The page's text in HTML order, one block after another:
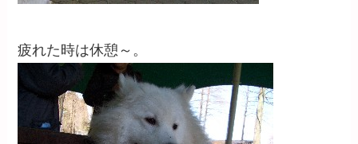
疲れた時は休憩～。